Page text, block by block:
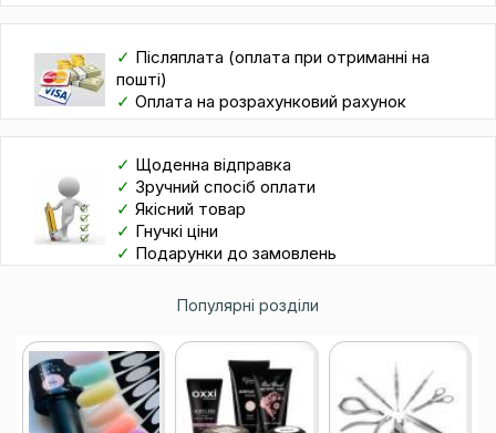
✓ Післяплата (оплата при отриманні на
пошті)
✓ Оплата на розрахунковий рахунок
✓ Щоденна відправка
✓ Зручний спосіб оплати
✓ Якісний товар
✓ Гнучкі ціни
✓ Подарунки до замовлень
Популярні розділи